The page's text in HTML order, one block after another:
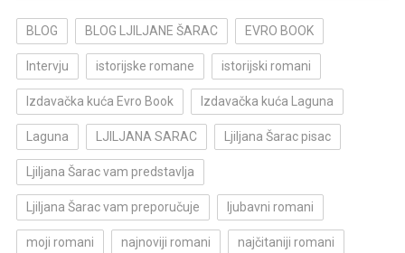
BLOG BLOG LJILJANE ŠARAC EVRO BOOK
Intervju istorijske romane istorijski romani
Izdavačka kuća Evro Book Izdavačka kuća Laguna
Laguna LJILJANA SARAC Ljiljana Šarac pisac
Ljiljana Šarac vam predstavlja
Ljiljana Šarac vam preporučuje ljubavni romani
moji romani najnoviji romani najčitaniji romani